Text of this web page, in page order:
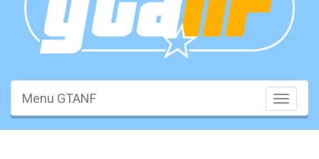
Toggle
Menu GTANF